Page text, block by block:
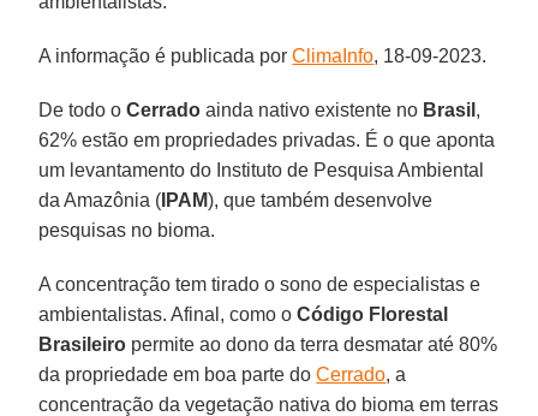
A informação é publicada porClimaInfo, 18-09-2023.
De todo oCerrado ainda nativo existente no Brasil ,
62% estão em propriedades privadas. É o que aponta
um levantamento do Instituto de Pesquisa Ambiental
da Amazônia ( IPAM), que também desenvolve
pesquisas no bioma.
A concentração tem tirado o sono de especialistas e
ambientalistas. Afinal, como oCódigo Florestal
Brasileiro permite ao dono da terra desmatar até 80%
da propriedade em boa parte doCerrado, a
concentração da vegetação nativa do bioma em terras